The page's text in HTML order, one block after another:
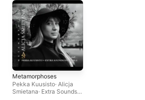
Metamorphoses
Pekka Kuusisto· Alicja
Smietana· Extra Sounds